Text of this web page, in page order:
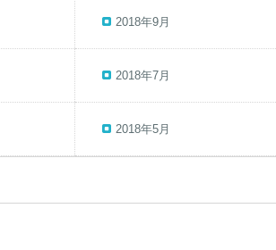
2018年9月
2018年7月
2018年5月